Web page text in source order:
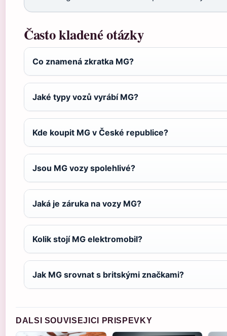
Často kladené otázky
Co znamená zkratka MG?
Jaké typy vozů vyrábí MG?
Kde koupit MG v České republice?
Jsou MG vozy spolehlivé?
Jaká je záruka na vozy MG?
Kolik stojí MG elektromobil?
Jak MG srovnat s britskými značkami?
DALSI SOUVISEJICI PRISPEVKY